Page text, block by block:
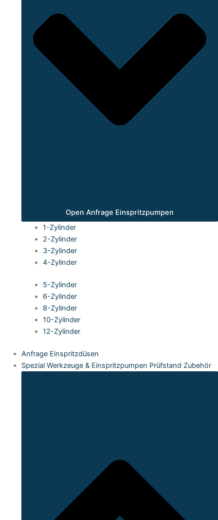
Open Anfrage Einspritzpumpen
1-Zylinder
2-Zylinder
3-Zylinder
4-Zylinder
5-Zylinder
6-Zylinder
8-Zylinder
10-Zylinder
12-Zylinder
Anfrage Einspritzdüsen
Spezial Werkzeuge & Einspritzpumpen Prüfstand Zubehör